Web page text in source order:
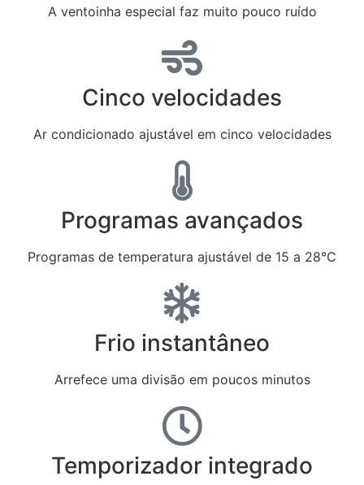
A ventoinha especial faz muito pouco ruído
Cinco velocidades
Ar condicionado ajustável em cinco velocidades
Programas avançados
Programas de temperatura ajustável de 15 a 28°C
Frio instantâneo
Arrefece uma divisão em poucos minutos
Temporizador integrado